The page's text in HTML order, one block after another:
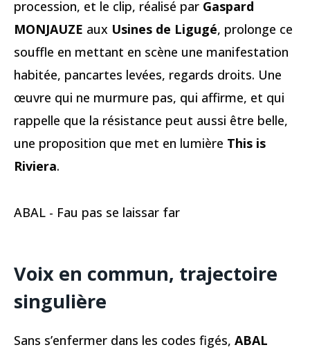
procession, et le clip, réalisé par Gaspard
MONJAUZE aux Usines de Ligugé, prolonge ce
souffle en mettant en scène une manifestation
habitée, pancartes levées, regards droits. Une
œuvre qui ne murmure pas, qui affirme, et qui
rappelle que la résistance peut aussi être belle,
une proposition que met en lumière This is
Riviera.
ABAL - Fau pas se laissar far
Voix en commun, trajectoire
singulière
Sans s’enfermer dans les codes figés, ABAL